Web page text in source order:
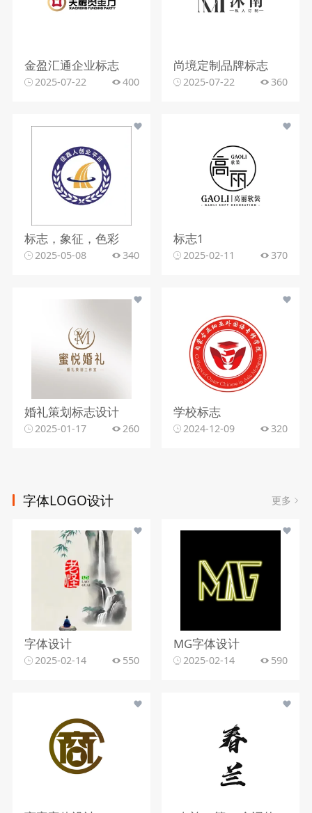
金盈汇通企业标志
2025-07-22 400
尚境定制品牌标志
2025-07-22 360
标志，象征，色彩
2025-05-08 340
标志1
2025-02-11 370
婚礼策划标志设计
2025-01-17 260
学校标志
2024-12-09 320
字体LOGO设计 更多
字体设计
2025-02-14 550
MG字体设计
2025-02-14 590